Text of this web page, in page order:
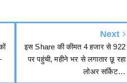
पर पहुंची, महीने भर से लगातार छू रहा
लोअर सर्किट…